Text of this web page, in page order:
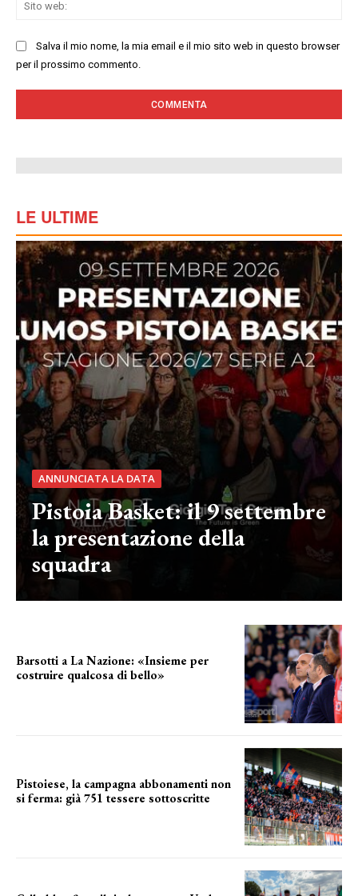
Salva il mio nome, la mia email e il mio sito web in questo browser
per il prossimo commento.
LE ULTIME
ANNUNCIATA LA DATA
Pistoia Basket: il 9 settembre
la presentazione della
squadra
Barsotti a La Nazione: «Insieme per
costruire qualcosa di bello»
Pistoiese, la campagna abbonamenti non
si ferma: già 751 tessere sottoscritte